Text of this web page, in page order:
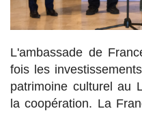
L'ambassade de
fois les
patrimoine culturel au
la coopération. La